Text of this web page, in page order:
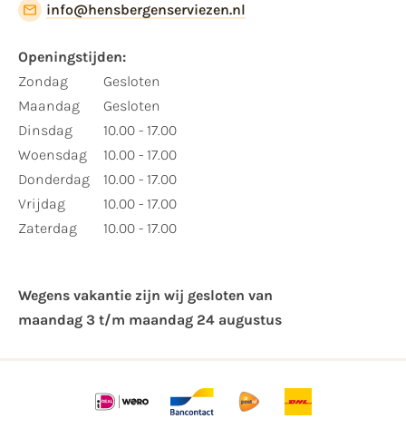
info@hensbergenserviezen.nl
Openingstijden:
Zondag
Maandag
Dinsdag
Woensdag
Donderdag
Vrijdag
Zaterdag
Gesloten
Gesloten
10.00 - 17.00
10.00 - 17.00
10.00 - 17.00
10.00 - 17.00
10.00 - 17.00
Wegens vakantie zijn wij gesloten van ​
maandag 3 t/m maandag 24 augustus